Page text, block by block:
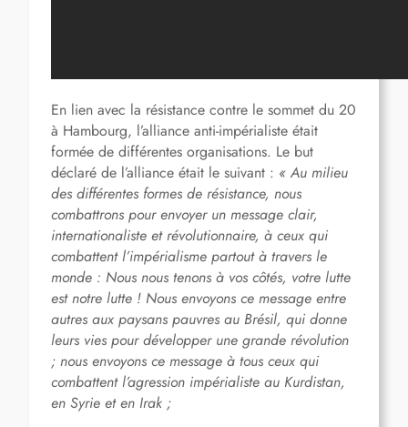
En lien avec la résistance contre le sommet du 20
à Hambourg, l’alliance anti-impérialiste était
formée de différentes organisations. Le but
déclaré de l’alliance était le suivant : « Au milieu
des différentes formes de résistance, nous
combattrons pour envoyer un message clair,
internationaliste et révolutionnaire, à ceux qui
combattent l’impérialisme partout à travers le
monde : Nous nous tenons à vos côtés, votre lutte
est notre lutte ! Nous envoyons ce message entre
autres aux paysans pauvres au Brésil, qui donne
leurs vies pour développer une grande révolution
; nous envoyons ce message à tous ceux qui
combattent l’agression impérialiste au Kurdistan,
en Syrie et en Irak ;